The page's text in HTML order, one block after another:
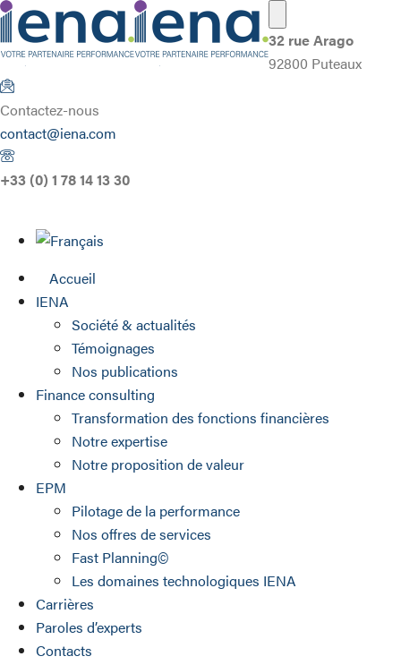
32 rue Arago
92800 Puteaux
Contactez-nous
contact@iena.com
+33 (0) 1 78 14 13 30
Accueil
IENA
Société & actualités
Témoignages
Nos publications
Finance consulting
Transformation des fonctions financières
Notre expertise
Notre proposition de valeur
EPM
Pilotage de la performance
Nos offres de services
Fast Planning©
Les domaines technologiques IENA
Carrières
Paroles d’experts
Contacts